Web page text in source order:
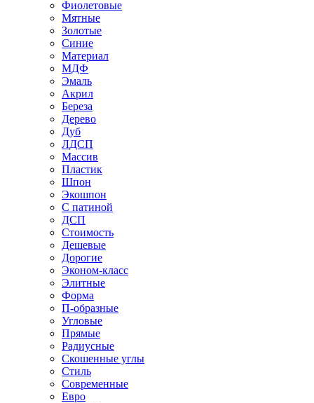
Фиолетовые
Мятные
Золотые
Синие
Материал
МДФ
Эмаль
Акрил
Береза
Дерево
Дуб
ЛДСП
Массив
Пластик
Шпон
Экошпон
С патиной
ДСП
Стоимость
Дешевые
Дорогие
Эконом-класс
Элитные
Форма
П-образные
Угловые
Прямые
Радиусные
Скошенные углы
Стиль
Современные
Евро